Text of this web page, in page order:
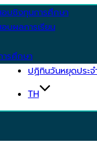
บชิงทุนการศึกษา
บผลการเรียน
รศึกษา
ปฏิทินวันหยุดประ
TH